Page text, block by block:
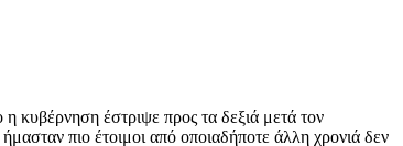
κυβέρνηση έστριψε προς τα δεξιά μετά τον
πιο έτοιμοι από οποιαδήποτε άλλη χρονιά δεν